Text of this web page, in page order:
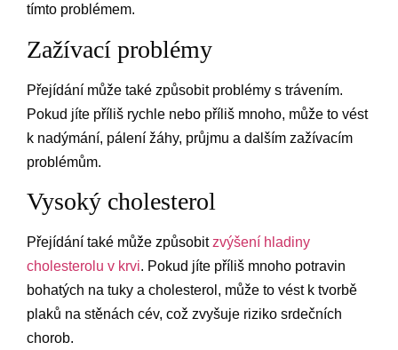
tímto problémem.
Zažívací problémy
Přejídání může také způsobit problémy s trávením.
Pokud jíte příliš rychle nebo příliš mnoho, může to vést
k nadýmání, pálení žáhy, průjmu a dalším zažívacím
problémům.
Vysoký cholesterol
Přejídání také může způsobit zvýšení hladiny
cholesterolu v krvi. Pokud jíte příliš mnoho potravin
bohatých na tuky a cholesterol, může to vést k tvorbě
plaků na stěnách cév, což zvyšuje riziko srdečních
chorob.